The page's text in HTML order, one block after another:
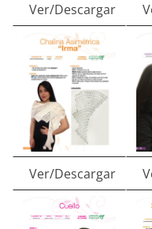
Ver/Descargar
Ver/Descargar